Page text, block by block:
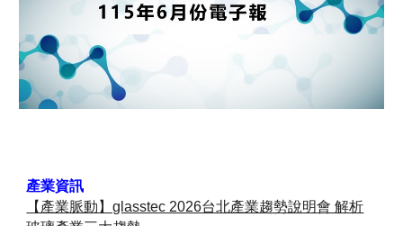
產業資訊
【產業脈動】glasstec 2026台北產業趨勢說明會 解析